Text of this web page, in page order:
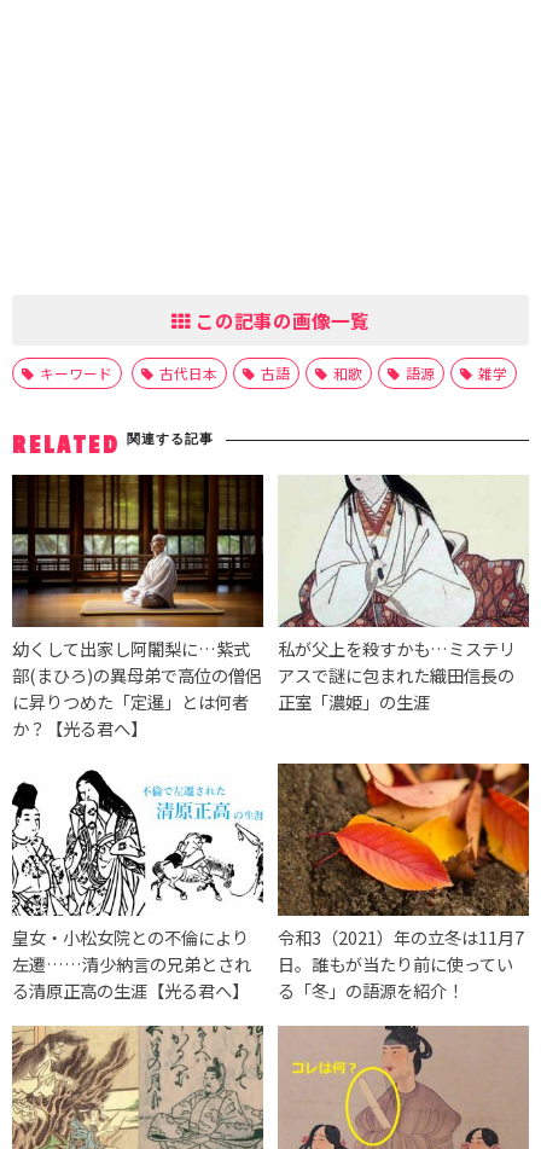
この記事の画像一覧
キーワード 古代日本 古語 和歌 語源 雑学
RELATED 関連する記事
幼くして出家し阿闍梨に…紫式
部(まひろ)の異母弟で高位の僧侶
に昇りつめた「定暹」とは何者
か？【光る君へ】
私が父上を殺すかも…ミステリ
アスで謎に包まれた織田信長の
正室「濃姫」の生涯
皇女・小松女院との不倫により
左遷……清少納言の兄弟とされ
る清原正高の生涯【光る君へ】
令和3（2021）年の立冬は11月7
日。誰もが当たり前に使ってい
る「冬」の語源を紹介！